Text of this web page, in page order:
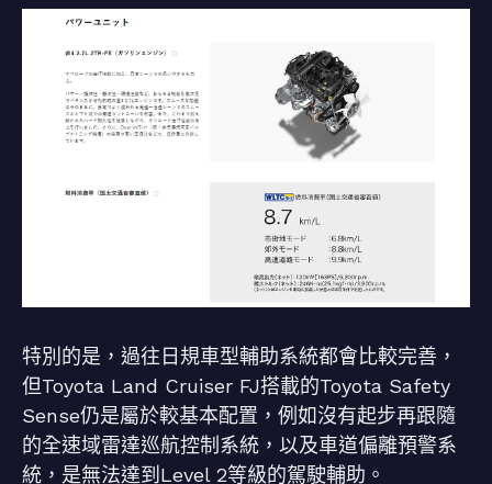
特別的是，過往日規車型輔助系統都會比較完善，
但Toyota Land Cruiser FJ搭載的Toyota Safety
Sense仍是屬於較基本配置，例如沒有起步再跟隨
的全速域雷達巡航控制系統，以及車道偏離預警系
統，是無法達到Level 2等級的駕駛輔助。